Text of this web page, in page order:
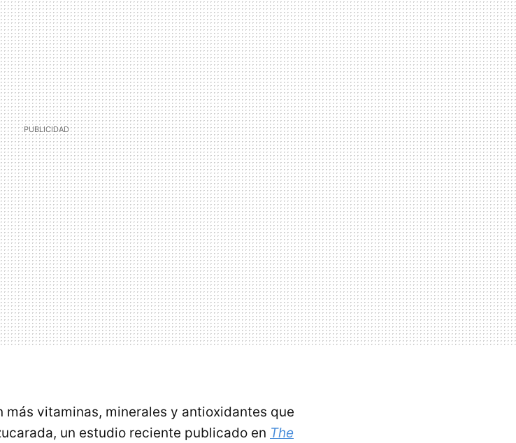
más vitaminas, minerales y antioxidantes que
un estudio reciente publicado en The